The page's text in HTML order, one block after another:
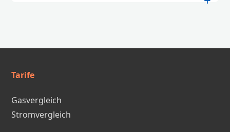
Tarife
Gasvergleich
Stromvergleich